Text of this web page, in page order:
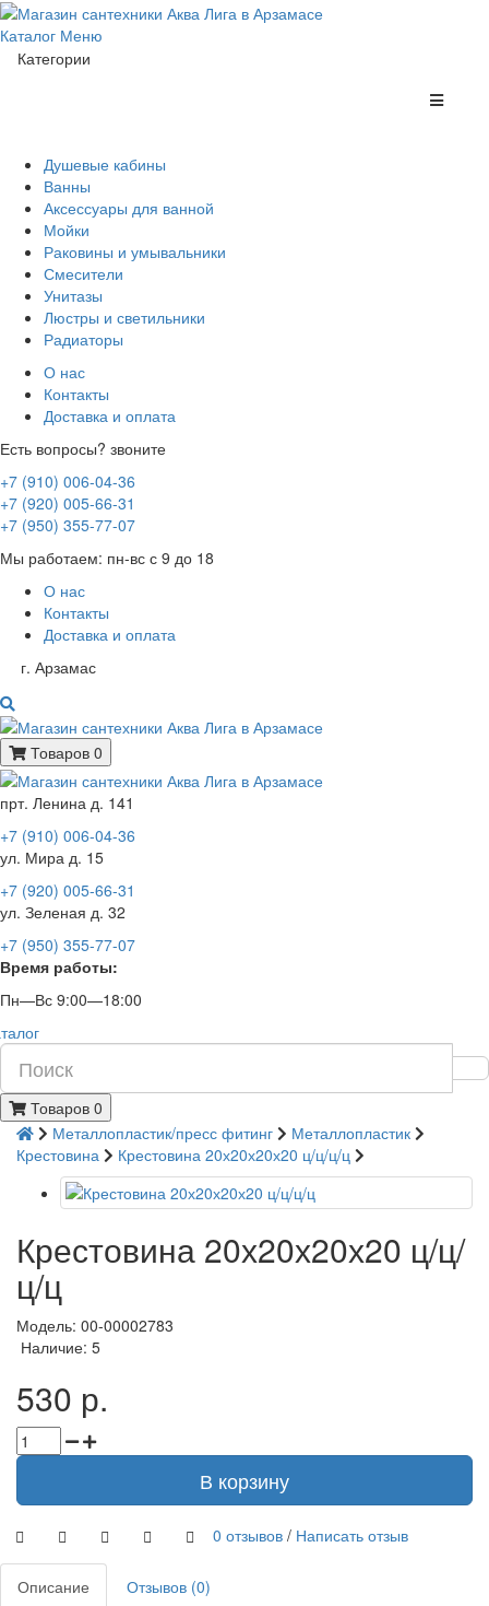
Каталог Меню
Категории
Душевые кабины
Ванны
Аксессуары для ванной
Мойки
Раковины и умывальники
Смесители
Унитазы
Люстры и светильники
Радиаторы
О нас
Контакты
Доставка и оплата
Есть вопросы? звоните
+7 (910) 006-04-36
+7 (920) 005-66-31
+7 (950) 355-77-07
Мы работаем: пн-вс с 9 до 18
О нас
Контакты
Доставка и оплата
г. Арзамас
Товаров 0
прт. Ленина д. 141
+7 (910) 006-04-36
ул. Мира д. 15
+7 (920) 005-66-31
ул. Зеленая д. 32
+7 (950) 355-77-07
Время работы:
Пн—Вс 9:00—18:00
Товаров 0
Металлопластик/пресс фитинг
Металлопластик
Крестовина
Крестовина 20х20х20х20 ц/ц/ц/ц
Крестовина 20х20х20х20 ц/ц/
ц/ц
Модель: 00-00002783
Наличие: 5
530 р.
В корзину
0 отзывов / Написать отзыв
Описание Отзывов (0)